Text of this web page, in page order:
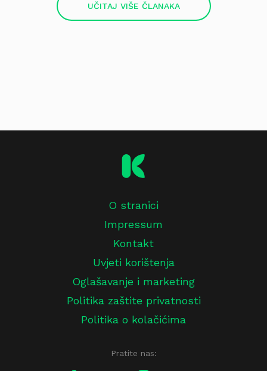
UČITAJ VIŠE ČLANAKA
O stranici
Impressum
Kontakt
Uvjeti korištenja
Oglašavanje i marketing
Politika zaštite privatnosti
Politika o kolačićima
Pratite nas: